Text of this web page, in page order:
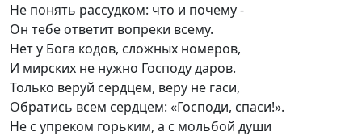
Не понять рассудком: что и почему -
Он тебе ответит вопреки всему.
Нет у Бога кодов, сложных номеров,
И мирских не нужно Господу даров.
Только веруй сердцем, веру не гаси,
Обратись всем сердцем: «Господи, спаси!».
Не с упреком горьким, а с мольбой души